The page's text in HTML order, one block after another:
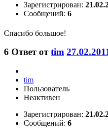
Зарегистрирован:
Сообщений: 6
Спасибо большое!
6 Ответ отtim
tim
Пользователь
Неактивен
Зарегистрирован:
Сообщений: 6